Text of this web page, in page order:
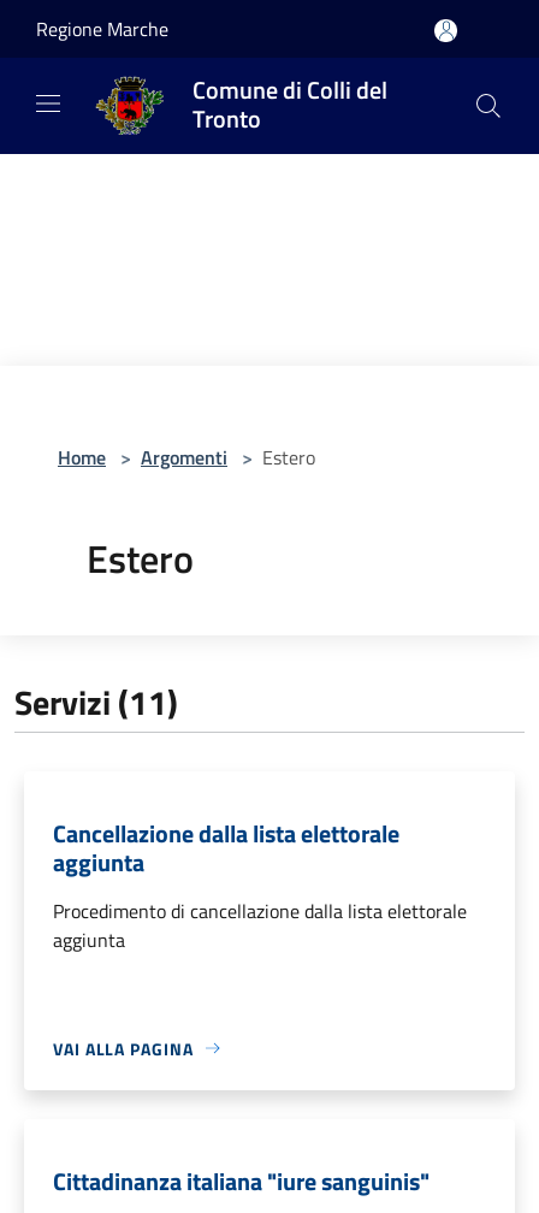
Regione Marche
Comune di Colli del
Tronto
Home > Argomenti > Estero
Estero
Servizi (11)
Cancellazione dalla lista elettorale
aggiunta
Procedimento di cancellazione dalla lista elettorale
aggiunta
VAI ALLA PAGINA
Cittadinanza italiana "iure sanguinis"